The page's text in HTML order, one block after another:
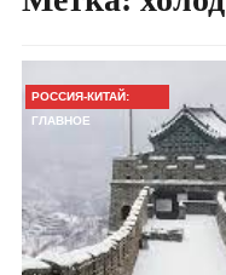
РОССИЯ-КИТАЙ:
ГЛАВНОЕ